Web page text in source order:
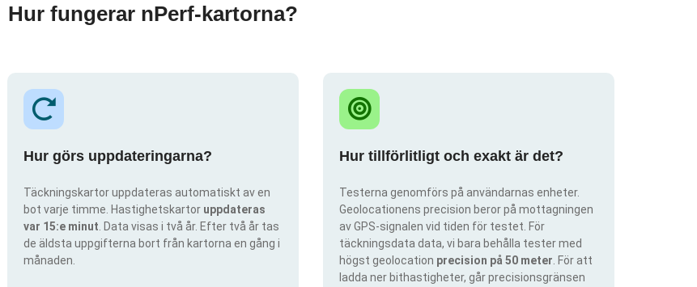
Hur fungerar nPerf-kartorna?
Hur görs uppdateringarna?
Täckningskartor uppdateras automatiskt av en
bot varje timme. Hastighetskartor uppdateras
var 15:e minut . Data visas i två år. Efter två år tas
de äldsta uppgifterna bort från kartorna en gång i
månaden.
Hur tillförlitligt och exakt är det?
Testerna genomförs på användarnas enheter.
Geolocationens precision beror på mottagningen
av GPS-signalen vid tiden för testet. För
täckningsdata data, vi bara behålla tester med
högst geolocation precision på 50 meter . För att
ladda ner bithastigheter, går precisionsgränsen